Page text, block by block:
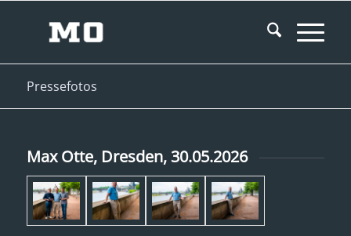
Pressefotos
Max Otte, Dresden, 30.05.2026